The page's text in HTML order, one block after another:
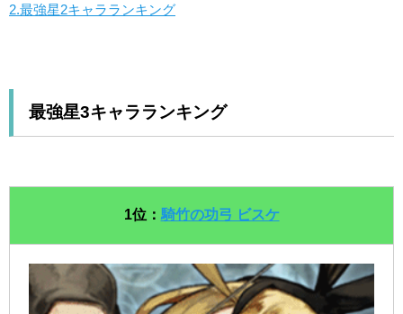
2.最強星2キャラランキング
最強星3キャラランキング
1位： 騎竹の功弓 ビスケ